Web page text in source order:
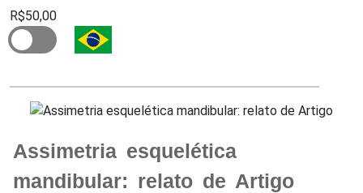
R$50,00
Assimetria esquelética
mandibular: relato de Artigo